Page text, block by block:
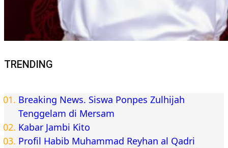
TRENDING
Breaking News. Siswa Ponpes Zulhijah
Tenggelam di Mersam
Kabar Jambi Kito
Profil Habib Muhammad Reyhan al Qadri